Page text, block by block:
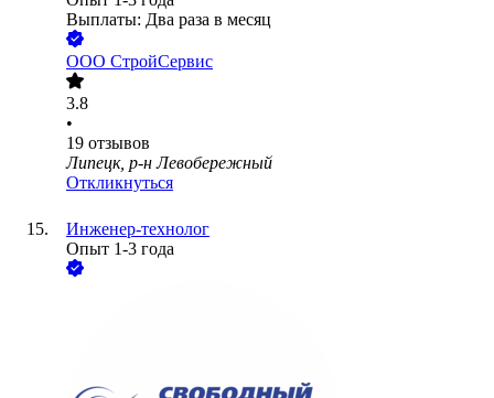
Выплаты: Два раза в месяц
ООО СтройСервис
3.8
•
19 отзывов
Липецк, р-н Левобережный
Откликнуться
Инженер-технолог
Опыт 1-3 года